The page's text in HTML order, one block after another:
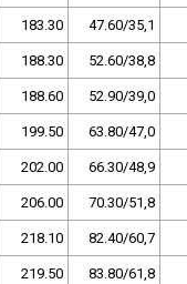
183.30 47.60/35,1
188.30 52.60/38,8
188.60 52.90/39,0
199.50 63.80/47,0
202.00 66.30/48,9
206.00 70.30/51,8
218.10 82.40/60,7
219.50 83.80/61,8